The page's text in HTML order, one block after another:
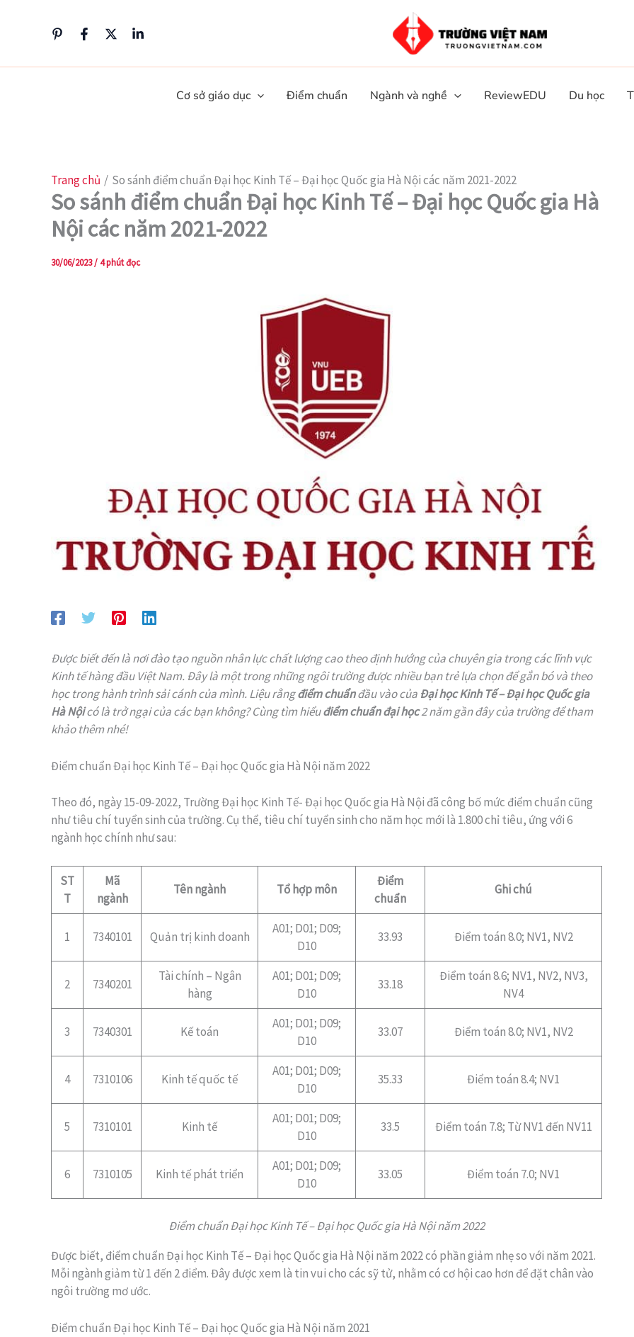
Cơ sở giáo dục Điểm chuẩn Ngành và nghề ReviewEDU Du học
Trang chủ So sánh điểm chuẩn Đại học Kinh Tế – Đại học Quốc gia Hà Nội các năm 2021-2022
So sánh điểm chuẩn Đại học Kinh Tế – Đại học Quốc gia Hà
Nội các năm 2021-2022
30/06/2023/4 phút đọc
Được biết đến là nơi đào tạo nguồn nhân lực chất lượng cao theo định hướng của chuyên gia trong các lĩnh vực
Kinh tế hàng đầu Việt Nam. Đây là một trong những ngôi trường được nhiều bạn trẻ lựa chọn để gắn bó và theo
học trong hành trình sải cánh của mình. Liệu rằngđiểm chuẩnđầu vào của Đại học Kinh Tế – Đại học Quốc gia
Hà Nộicó là trở ngại của các bạn không? Cùng tìm hiểuđiểm chuẩn đại học2 năm gần đây của trường để tham
khảo thêm nhé!
Điểm chuẩn Đại học Kinh Tế – Đại học Quốc gia Hà Nội năm 2022
Theo đó, ngày 15-09-2022, Trường Đại học Kinh Tế- Đại học Quốc gia Hà Nội đã công bố mức điểm chuẩn cũng
như tiêu chí tuyển sinh của trường. Cụ thể, tiêu chí tuyển sinh cho năm học mới là 1.800 chỉ tiêu, ứng với 6
ngành học chính như sau:
ST
T
Mã
ngành
Tên ngành Tổ hợp môn
Điểm
chuẩn
Ghi chú
1 7340101 Quản trị kinh doanh
A01; D01; D09;
D10
33.93 Điểm toán 8.0; NV1, NV2
2 7340201
Tài chính – Ngân
hàng
A01; D01; D09;
D10
33.18
Điểm toán 8.6; NV1, NV2, NV3,
NV4
3 7340301 Kế toán
A01; D01; D09;
D10
33.07 Điểm toán 8.0; NV1, NV2
4 7310106 Kinh tế quốc tế
A01; D01; D09;
D10
35.33 Điểm toán 8.4; NV1
5 7310101 Kinh tế
A01; D01; D09;
D10
33.5 Điểm toán 7.8; Từ NV1 đến NV11
6 7310105 Kinh tế phát triển
A01; D01; D09;
D10
33.05 Điểm toán 7.0; NV1
Điểm chuẩn Đại học Kinh Tế – Đại học Quốc gia Hà Nội năm 2022
Được biết, điểm chuẩn Đại học Kinh Tế – Đại học Quốc gia Hà Nội năm 2022 có phần giảm nhẹ so với năm 2021.
Mỗi ngành giảm từ 1 đến 2 điểm. Đây được xem là tin vui cho các sỹ tử, nhằm có cơ hội cao hơn để đặt chân vào
ngôi trường mơ ước.
Điểm chuẩn Đại học Kinh Tế – Đại học Quốc gia Hà Nội năm 2021